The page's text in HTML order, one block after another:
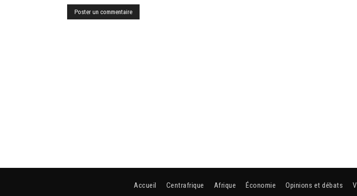
Accueil Centrafrique Afrique Économie Opinions et débats